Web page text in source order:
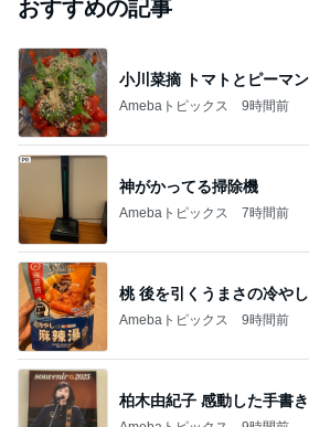
おすすめの記事
小川菜摘 トマトとピーマ
Amebaトピックス 9時間前
神がかってる掃除機
Amebaトピックス 7時間前
桃 後を引くうまさの冷や
Amebaトピックス 9時間前
柏木由紀子 感動した手書